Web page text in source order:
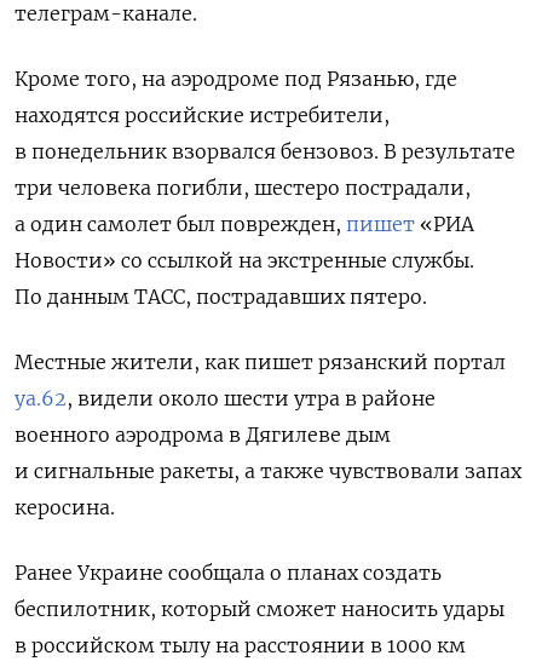
телеграм-канале.
Кроме того, на аэродроме под Рязанью, где
находятся российские истребители,
в понедельник взорвался бензовоз. В результате
три человека погибли, шестеро пострадали,
а один самолет был поврежден, пишет «РИА
Новости» со ссылкой на экстренные службы.
По данным ТАСС, пострадавших пятеро.
Местные жители, как пишет рязанский портал
ya.62, видели около шести утра в районе
военного аэродрома в Дягилеве дым
и сигнальные ракеты, а также чувствовали запах
керосина.
Ранее Украине сообщала о планах создать
беспилотник, который сможет наносить удары
в российском тылу на расстоянии в 1000 км